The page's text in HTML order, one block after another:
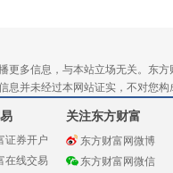
更多信息，与本站立场无关。东
息并未经过本网站证实，不对您
证券开户
在线交易
关注东方财富
东方财富网微博
东方财富网微信